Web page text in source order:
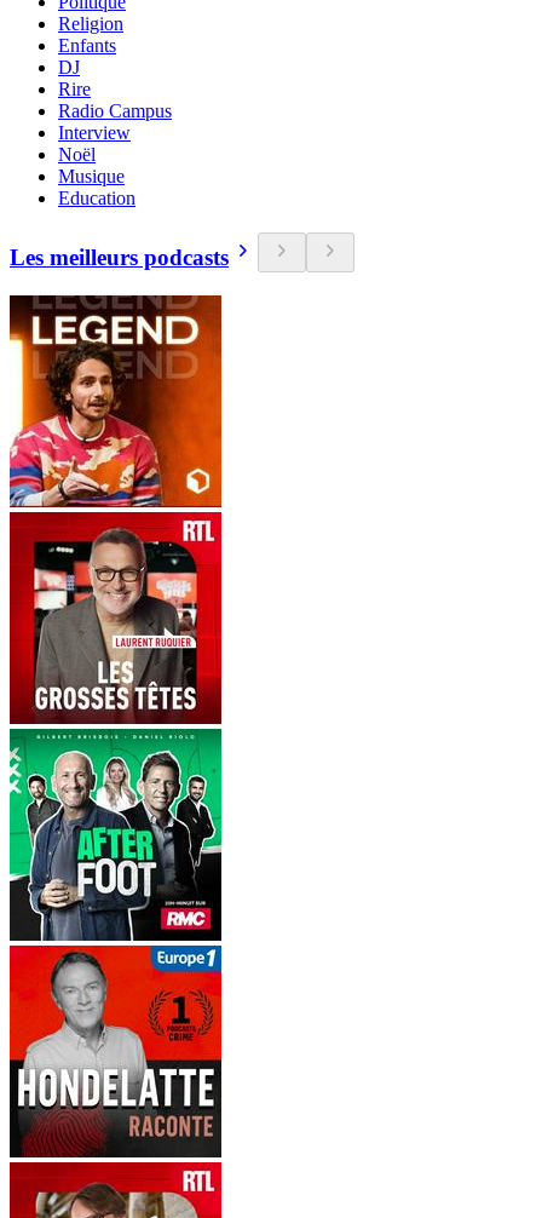
Religion
Enfants
DJ
Rire
Radio Campus
Interview
Noël
Musique
Education
Les meilleurs podcasts